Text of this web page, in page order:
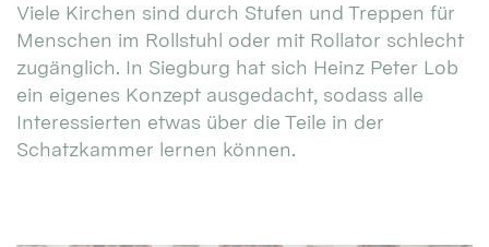
Viele Kirchen sind durch Stufen und Treppen für
Menschen im Rollstuhl oder mit Rollator schlecht
zugänglich. In Siegburg hat sich Heinz Peter Lob
ein eigenes Konzept ausgedacht, sodass alle
Interessierten etwas über die Teile in der
Schatzkammer lernen können.